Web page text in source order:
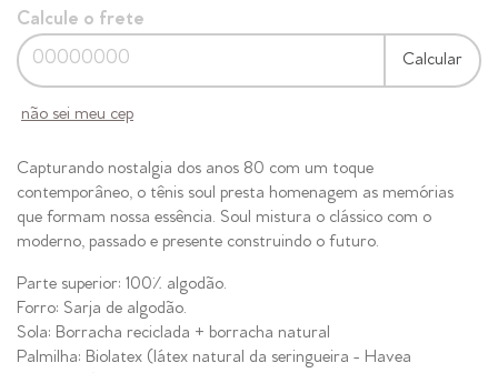
Calcule o frete
Calcular
não sei meu cep
Capturando nostalgia dos anos 80 com um toque
contemporâneo, o tênis soul presta homenagem as memórias
que formam nossa essência. Soul mistura o clássico com o
moderno, passado e presente construindo o futuro.
Parte superior: 100% algodão.
Forro: Sarja de algodão.
Sola: Borracha reciclada + borracha natural
Palmilha: Biolatex (látex natural da seringueira - Havea